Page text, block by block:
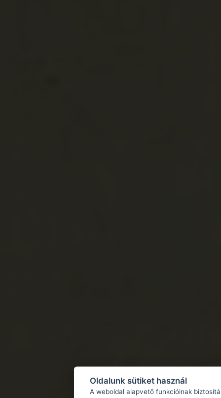
Oldalunk sütiket használ
A weboldal alapvető funkcióinak